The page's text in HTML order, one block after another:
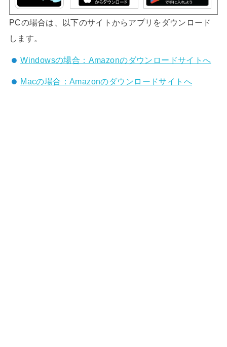
PCの場合は、以下のサイトからアプリをダウンロード
します。
Windowsの場合：Amazonのダウンロードサイトへ
Macの場合：Amazonのダウンロードサイトへ